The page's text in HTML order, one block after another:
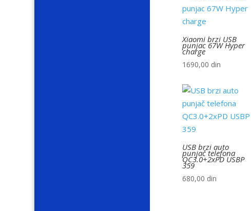
Xiaomi brzi USB
punjac 67W Hyper
charge
1690,00 din
USB brzi auto
punjač telefona
QC3.0+2xPD USBP
359
680,00 din